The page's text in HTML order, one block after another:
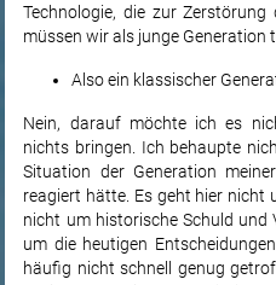
Technologie, die zur
müssen wir als junge Generation
Also ein klassischer
Nein, darauf möchte ich es
nichts bringen. Ich behaupte
Situation der Generation
reagiert hätte. Es geht hier nicht
nicht um historische Schuld
um die heutigen
häufig nicht schnell genug